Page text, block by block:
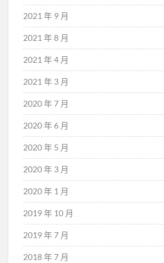
2021 年 9 月
2021 年 8 月
2021 年 4 月
2021 年 3 月
2020 年 7 月
2020 年 6 月
2020 年 5 月
2020 年 3 月
2020 年 1 月
2019 年 10 月
2019 年 7 月
2018 年 7 月